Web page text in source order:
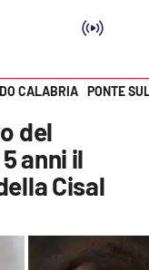
CALABRIA PONTE
del
anni il
Cisal